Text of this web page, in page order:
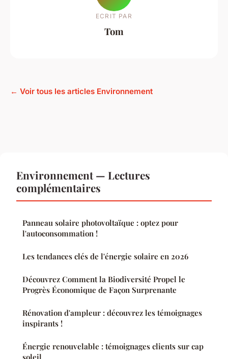
ECRIT PAR
Tom
← Voir tous les articles Environnement
Environnement — Lectures
complémentaires
Panneau solaire photovoltaïque : optez pour
l'autoconsommation !
Les tendances clés de l'énergie solaire en 2026
Découvrez Comment la Biodiversité Propel le
Progrès Économique de Façon Surprenante
Rénovation d'ampleur : découvrez les témoignages
inspirants !
Énergie renouvelable : témoignages clients sur cap